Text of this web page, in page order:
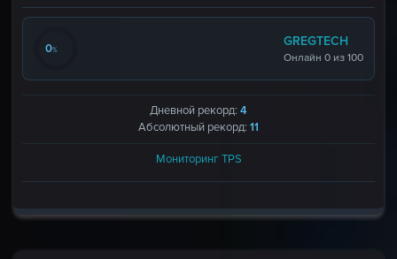
0%
GREGTECH
Онлайн 0 из 100
Дневной рекорд: 4
Абсолютный рекорд: 11
Мониторинг TPS